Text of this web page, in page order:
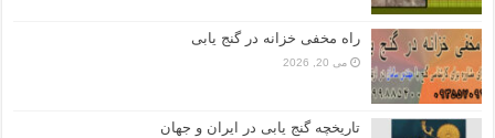
راه مخفی خزانه در گنج یابی
می 20, 2026
تاریخچه گنج‌ یابی در ایران و جهان